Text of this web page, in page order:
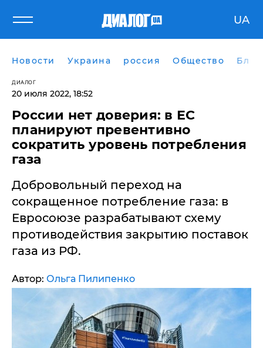
UA
Новости Украина россия Общество
ДИАЛОГ
20 июля 2022, 18:52
России нет доверия: в ЕС
планируют превентивно
сократить уровень потребления
газа
Добровольный переход на
сокращенное потребление газа: в
Евросоюзе разрабатывают схему
противодействия закрытию поставок
газа из РФ.
Автор: Ольга Пилипенко